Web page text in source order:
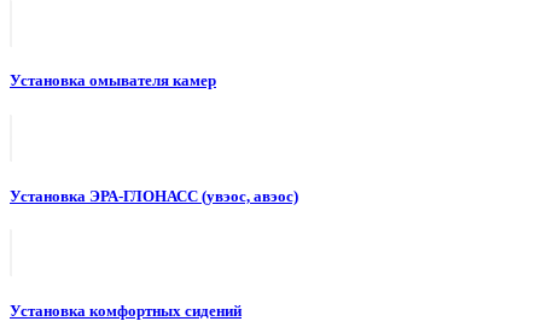
Установка омывателя камер
Установка ЭРА-ГЛОНАСС (увэос, авэос)
Установка комфортных сидений